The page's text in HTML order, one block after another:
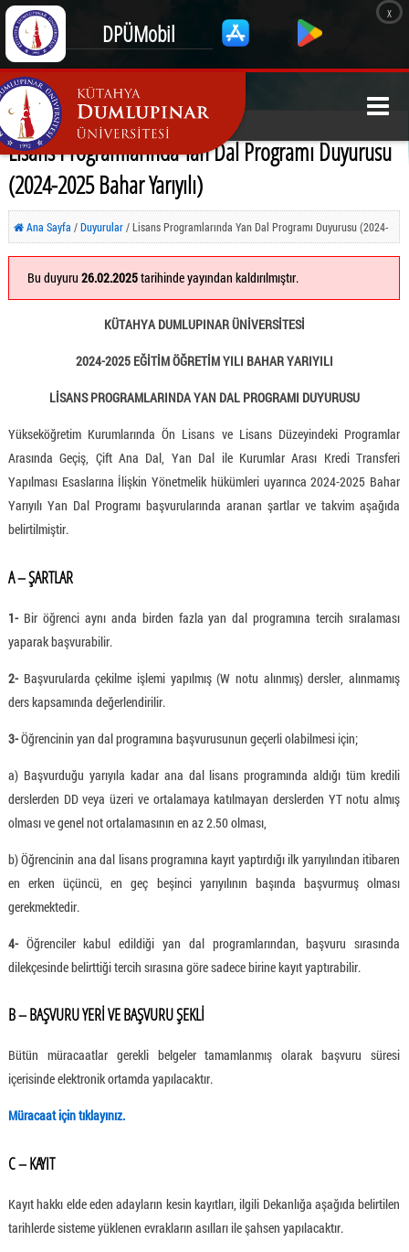
DPÜMobil
x
Lisans Programlarında Yan Dal Programı Duyurusu
(2024-2025 Bahar Yarıyılı)
Ana Sayfa /Duyurular/ Lisans Programlarında Yan Dal Programı Duyurusu (2024-
2025 Bahar Yarıyılı)
Bu duyuru 26.02.2025tarihinde yayından kaldırılmıştır.
KÜTAHYA DUMLUPINAR ÜNİVERSİTESİ
2024-2025 EĞİTİM ÖĞRETİM YILI BAHAR YARIYILI
LİSANS PROGRAMLARINDA YAN DAL PROGRAMI DUYURUSU
Yükseköğretim Kurumlarında Ön Lisans ve Lisans Düzeyindeki Programlar
Arasında Geçiş, Çift Ana Dal, Yan Dal ile Kurumlar Arası Kredi Transferi
Yapılması Esaslarına İlişkin Yönetmelik hükümleri uyarınca 2024-2025 Bahar
Yarıyılı Yan Dal Programı başvurularında aranan şartlar ve takvim aşağıda
belirtilmiştir.
A – ŞARTLAR
1-Bir öğrenci aynı anda birden fazla yan dal programına tercih sıralaması
yaparak başvurabilir.
2- Başvurularda çekilme işlemi yapılmış (W notu alınmış) dersler, alınmamış
ders kapsamında değerlendirilir.
3-Öğrencinin yan dal programına başvurusunun geçerli olabilmesi için;
a) Başvurduğu yarıyıla kadar ana dal lisans programında aldığı tüm kredili
derslerden DD veya üzeri ve ortalamaya katılmayan derslerden YT notu almış
olması ve genel not ortalamasının en az 2.50 olması,
b) Öğrencinin ana dal lisans programına kayıt yaptırdığı ilk yarıyılından itibaren
en erken üçüncü, en geç beşinci yarıyılının başında başvurmuş olması
gerekmektedir.
4- Öğrenciler kabul edildiği yan dal programlarından, başvuru sırasında
dilekçesinde belirttiği tercih sırasına göre sadece birine kayıt yaptırabilir.
B – BAŞVURU YERİ VE BAŞVURU ŞEKLİ
Bütün müracaatlar gerekli belgeler tamamlanmış olarak başvuru süresi
içerisinde elektronik ortamda yapılacaktır.
Müracaat için tıklayınız.
C – KAYIT
Kayıt hakkı elde eden adayların kesin kayıtları, ilgili Dekanlığa aşağıda belirtilen
tarihlerde sisteme yüklenen evrakların asılları ile şahsen yapılacaktır.